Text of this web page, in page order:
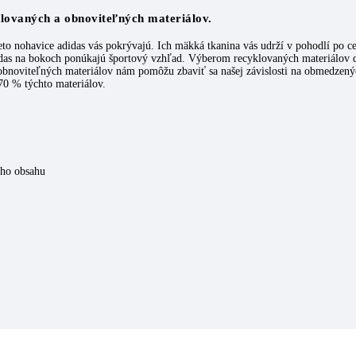
a obnoviteľných materiálov.
nohavice adidas vás pokrývajú. Ich mäkká tkanina vás udrží v pohodlí po
na bokoch ponúkajú športový vzhľad. Výberom recyklovaných
materiálov nám pomôžu zbaviť sa našej závislosti na
% týchto materiálov.
obsahu